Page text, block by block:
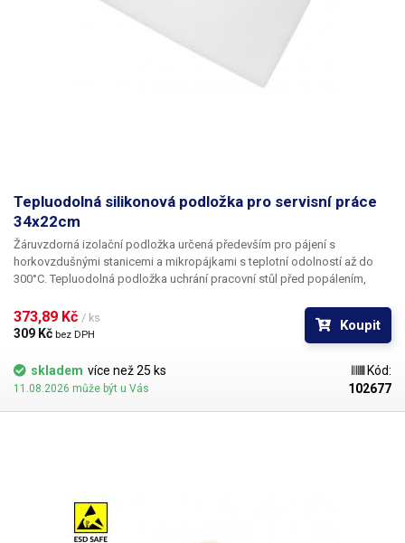
Tepluodolná silikonová podložka pro servisní práce
34x22cm
Žáruvzdorná izolační podložka určená především pro pájení s
horkovzdušnými stanicemi a mikropájkami s teplotní odolností až do
300°C. Tepluodolná podložka uchrání pracovní stůl před popálením,
dokáží vyprodukovat směrové teplo až do 300°C, které dokáže
zuhelnatět kterýkoliv povrch. Tato izolační podložka nabídne plochu 347
x 228mm, která je dostatečná pro většinu aplikací. Tloušťka izolační
podložky je pouhých 2.8mm.
373,89 Kč / ks
309 Kč bez DPH
Koupit
skladem více než 25 ks
11.08.2026 může být u Vás
Kód:
102677